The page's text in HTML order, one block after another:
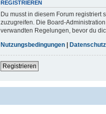
REGISTRIEREN
Du musst in diesem Forum
zuzugreifen. Die Board-
verwandten Regelungen, bevor du
Nutzungsbedingungen
Registrieren